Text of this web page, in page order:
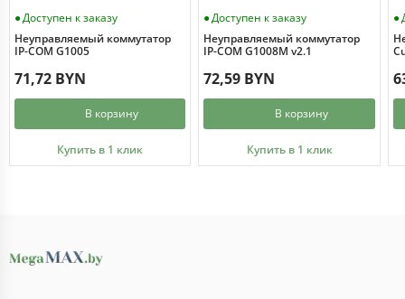
Доступен к заказу
Неуправляемый коммутатор
IP-COM G1005
71,72 BYN
В корзину
Купить в 1 клик
Доступен к заказу
Неуправляемый коммутатор
IP-COM G1008M v2.1
72,59 BYN
В корзину
Купить в 1 клик